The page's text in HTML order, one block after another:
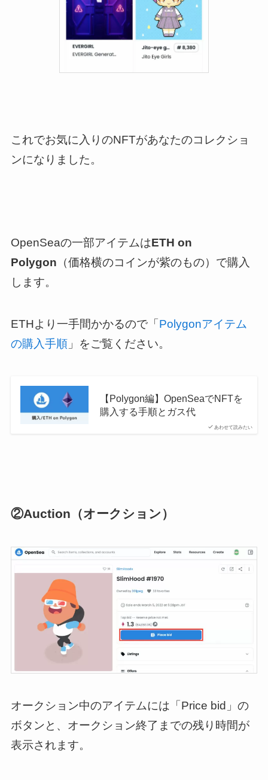
これでお気に入りのNFTがあなたのコレクショ
ンになりました。
OpenSeaの一部アイテムはETH on
Polygon （価格横のコインが紫のもの）で購入
します。
ETHより一手間かかるので「 Polygonアイテム
の購入手順」をご覧ください。
あわせて読みたい
【Polygon編】OpenSeaでNFTを
購入する手順とガス代
②Auction（オークション）
オークション中のアイテムには「Price bid」の
ボタンと、オークション終了までの残り時間が
表示されます。